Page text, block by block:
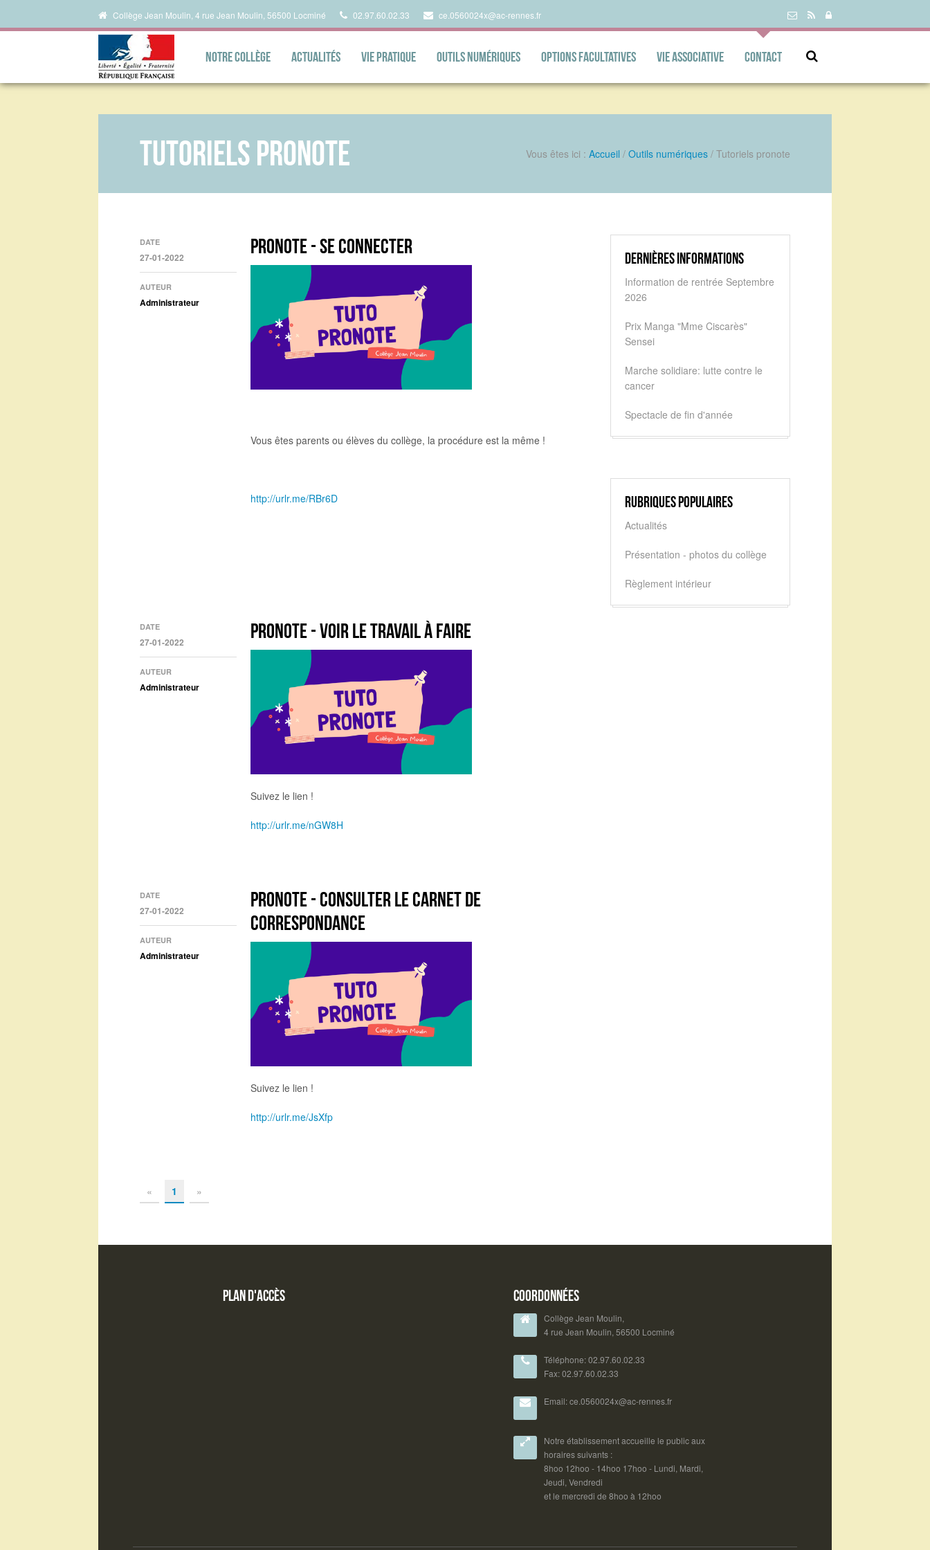
Collège Jean Moulin, 4 rue Jean Moulin, 56500 Locminé 02.97.60.02.33 ce.0560024x@ac-rennes.fr
Notre collège Actualités Vie pratique Outils numériques Options facultatives Vie associative Contact
Tutoriels pronote Vous êtes ici : Accueil / Outils numériques / Tutoriels pronote
DATE
27-01-2022
AUTEUR
Administrateur
Pronote - se connecter
Vous êtes parents ou élèves du collège, la procédure est la même !
http://urlr.me/RBr6D
DATE
27-01-2022
AUTEUR
Administrateur
Pronote - voir le travail à faire
Suivez le lien !
http://urlr.me/nGW8H
DATE
27-01-2022
AUTEUR
Administrateur
Pronote - consulter le carnet de
correspondance
Suivez le lien !
http://urlr.me/JsXfp
« 1 »
Dernières informations
Information de rentrée Septembre
2026
Prix Manga "Mme Ciscarès"
Sensei
Marche solidiare: lutte contre le
cancer
Spectacle de fin d'année
Rubriques populaires
Actualités
Présentation - photos du collège
Règlement intérieur
Plan d'accès Coordonnées
Collège Jean Moulin,
4 rue Jean Moulin, 56500 Locminé
Téléphone: 02.97.60.02.33
Fax: 02.97.60.02.33
Email: ce.0560024x@ac-rennes.fr
Notre établissement accueille le public aux
horaires suivants :
8hoo 12hoo - 14hoo 17hoo - Lundi, Mardi,
Jeudi, Vendredi
et le mercredi de 8hoo à 12hoo